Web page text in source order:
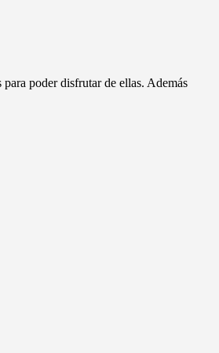
poder disfrutar de ellas. Además